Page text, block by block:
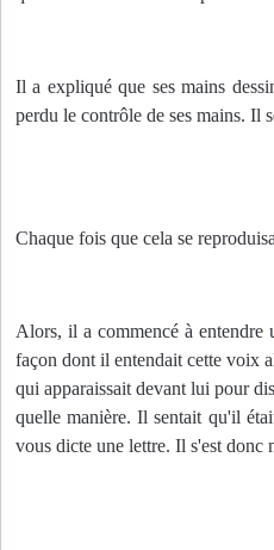
Il a expliqué que ses mains
perdu le contrôle de ses mains. Il
Chaque fois que cela se
Alors, il a commencé à
façon dont il entendait cette voix
qui apparaissait devant lui pour
quelle manière. Il sentait qu'il
vous dicte une lettre. Il s'est donc